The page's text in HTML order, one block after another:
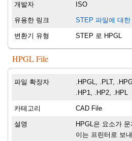
개발자 ISO
유용한 링크 STEP 파일에 대한
변환기 유형 STEP 로 HPGL
HPGL File
파일 확장자
.HPGL, .PLT,
.HP1, .HP2, .HPL
카테고리 CAD File
설명
HPGL은 요소가
이는 프린터로 보